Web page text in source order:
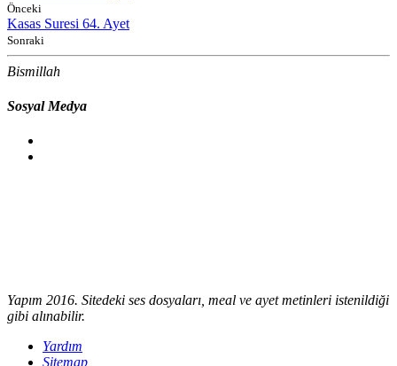
Önceki
Kasas Suresi 64. Ayet
Sonraki
Bismillah
Sosyal Medya
Yapım 2016. Sitedeki ses dosyaları, meal ve ayet metinleri istenildiği
gibi alınabilir.
Yardım
Sitemap